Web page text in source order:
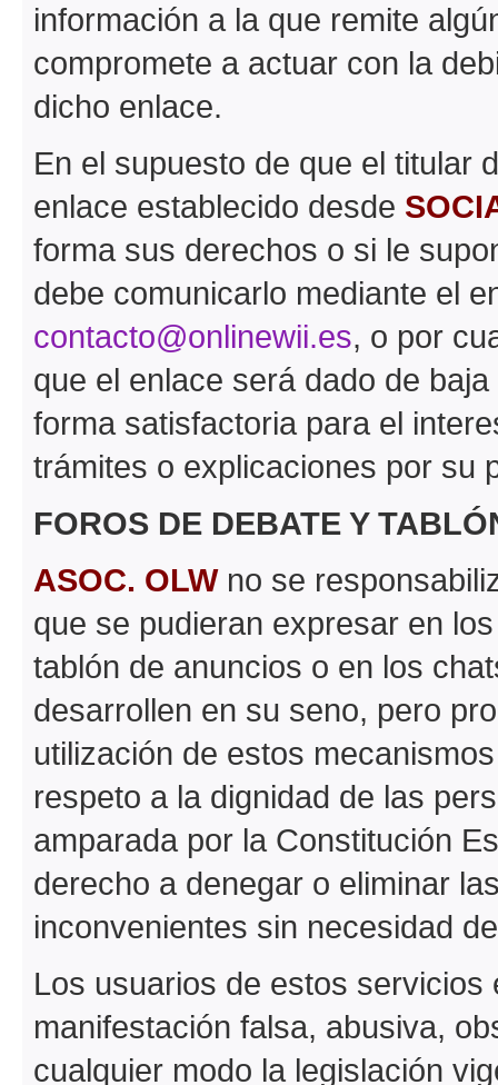
información a la que remite
compromete a actuar con la
dicho enlace.
En el supuesto de que el titular
enlace establecido desde
forma sus derechos o si le
debe comunicarlo mediante el
contacto@onlinewii.es, o por
que el enlace será dado de
forma satisfactoria para el
trámites o explicaciones por su
FOROS DE DEBATE Y
ASOC. OLWno se
que se pudieran expresar en
tablón de anuncios o en los
desarrollen en su seno, pero
utilización de estos
respeto a la dignidad de las
amparada por la Constitución
derecho a denegar o eliminar
inconvenientes sin necesidad
Los usuarios de estos servicios
manifestación falsa, abusiva,
cualquier modo la legislación